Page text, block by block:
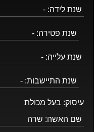
שנת לידה: -
שנת פטירה: -
שנת עלייה: -
שנת התיישבות: -
עיסוק: בעל מכולת
שם האשה: שרה